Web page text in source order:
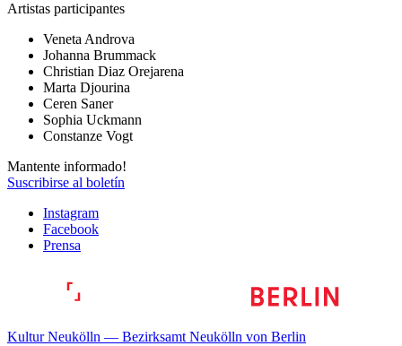
Artistas participantes
Veneta Androva
Johanna Brummack
Christian Diaz Orejarena
Marta Djourina
Ceren Saner
Sophia Uckmann
Constanze Vogt
Mantente informado!
Suscribirse al boletín
Instagram
Facebook
Prensa
Kultur Neukölln — Bezirksamt Neukölln von Berlin